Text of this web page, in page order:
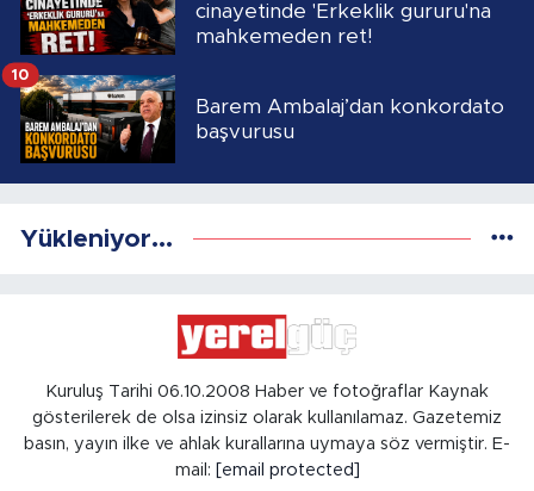
cinayetinde 'Erkeklik gururu'na
mahkemeden ret!
Barem Ambalaj’dan konkordato
başvurusu
10
Yükleniyor...
Kuruluş Tarihi 06.10.2008 Haber ve fotoğraflar Kaynak
gösterilerek de olsa izinsiz olarak kullanılamaz. Gazetemiz
basın, yayın ilke ve ahlak kurallarına uymaya söz vermiştir. E-
mail: [email protected]